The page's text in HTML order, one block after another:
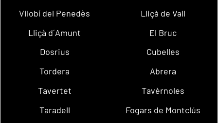
Vilobí del Penedès
Lliçà de Vall
Lliçà d´Amunt
El Bruc
Dosrius
Cubelles
Tordera
Abrera
Tavertet
Tavèrnoles
Taradell
Fogars de Montclús